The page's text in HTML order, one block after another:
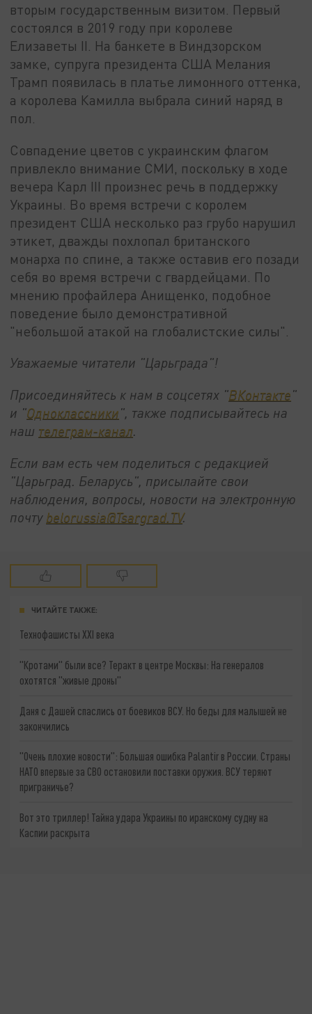
вторым государственным визитом. Первый
состоялся в 2019 году при королеве
Елизаветы II. На банкете в Виндзорском
замке, супруга президента США Мелания
Трамп появилась в платье лимонного оттенка,
а королева Камилла выбрала синий наряд в
пол.
Совпадение цветов с украинским флагом
привлекло внимание СМИ, поскольку в ходе
вечера Карл III произнес речь в поддержку
Украины. Во время встречи с королем
президент США несколько раз грубо нарушил
этикет, дважды похлопал британского
монарха по спине, а также оставив его позади
себя во время встречи с гвардейцами. По
мнению профайлера Анищенко, подобное
поведение было демонстративной
"небольшой атакой на глобалистские силы".
Уважаемые читатели "Царьграда"!
Присоединяйтесь к нам в соцсетях "ВКонтакте"
и "Одноклассники", также подписывайтесь на
наш телеграм-канал.
Если вам есть чем поделиться с редакцией
"Царьград. Беларусь", присылайте свои
наблюдения, вопросы, новости на электронную
почту belorussia@Tsargrad.TV.
ЧИТАЙТЕ ТАКЖЕ:
Технофашисты XXI века
"Кротами" были все? Теракт в центре Москвы: На генералов
охотятся "живые дроны"
Даня с Дашей спаслись от боевиков ВСУ. Но беды для малышей не
закончились
"Очень плохие новости": Большая ошибка Palantir в России. Страны
НАТО впервые за СВО остановили поставки оружия. ВСУ теряют
приграничье?
Вот это триллер! Тайна удара Украины по иранскому судну на
Каспии раскрыта